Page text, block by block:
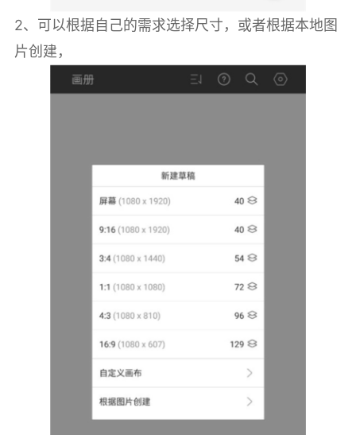
2、可以根据自己的需求选择尺寸，或者根据本地图
片创建，